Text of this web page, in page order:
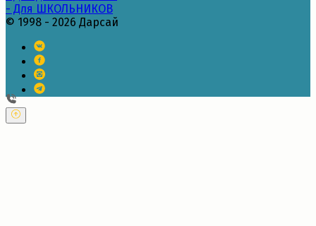
- Для ШКОЛЬНИКОВ
© 1998 - 2026 Дарсай